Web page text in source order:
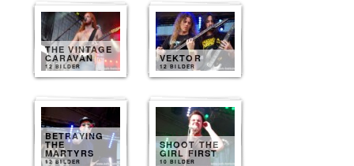
THE VINTAGE
CARAVAN
12 BILDER
VEKTOR
12 BILDER
BETRAYING
THE
MARTYRS
12 BILDER
SHOOT THE
GIRL FIRST
10 BILDER